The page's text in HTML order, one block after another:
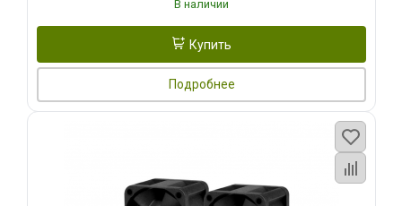
В наличии
Купить
Подробнее